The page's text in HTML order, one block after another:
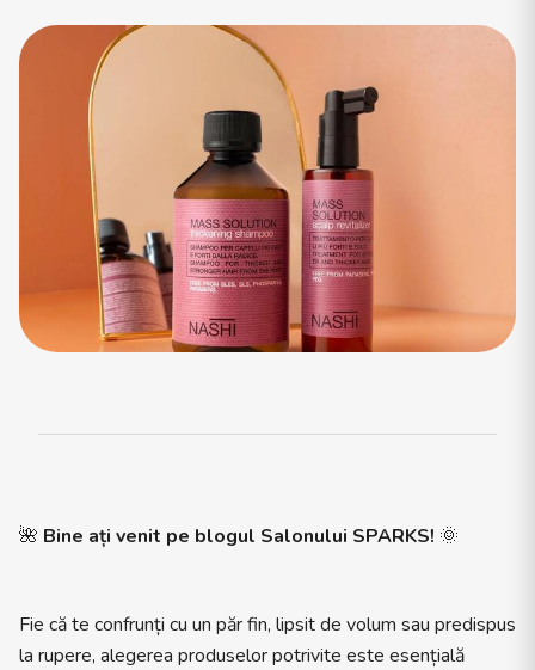
🌺 Bine ați venit pe blogul Salonului SPARKS! 🌞
Fie că te confrunți cu un păr fin, lipsit de volum sau predispus
la rupere, alegerea produselor potrivite este esențială